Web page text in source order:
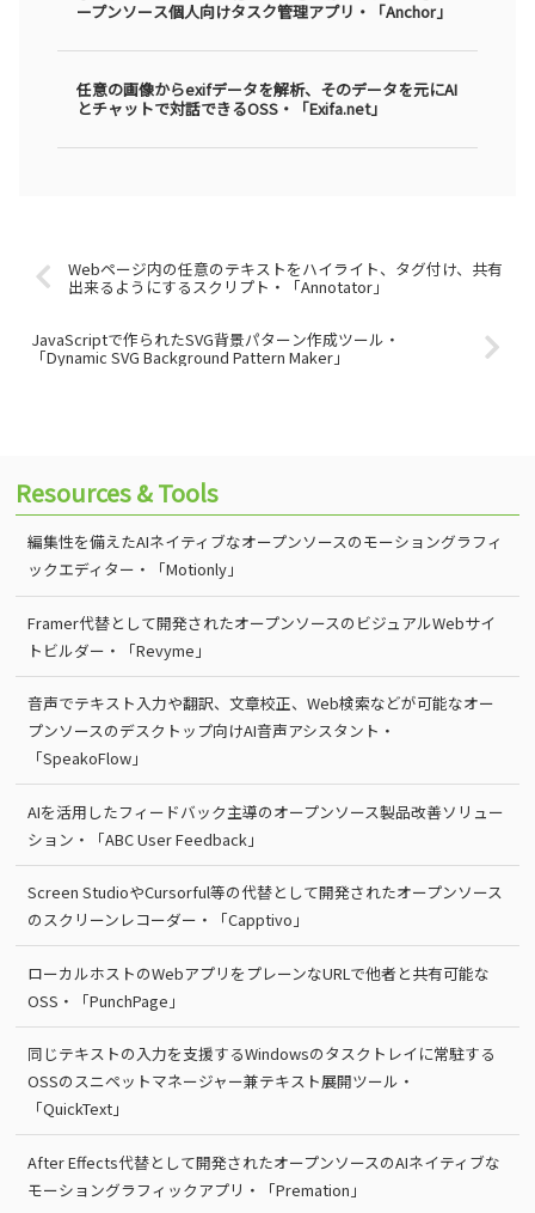
ープンソース個人向けタスク管理アプリ・「Anchor」
任意の画像からexifデータを解析、そのデータを元にAI
とチャットで対話できるOSS・「Exifa.net」
Webページ内の任意のテキストをハイライト、タグ付け、共有
出来るようにするスクリプト・「Annotator」
JavaScriptで作られたSVG背景パターン作成ツール・
「Dynamic SVG Background Pattern Maker」
Resources & Tools
編集性を備えたAIネイティブなオープンソースのモーショングラフィ
ックエディター・「Motionly」
Framer代替として開発されたオープンソースのビジュアルWebサイ
トビルダー・「Revyme」
音声でテキスト入力や翻訳、文章校正、Web検索などが可能なオー
プンソースのデスクトップ向けAI音声アシスタント・
「SpeakoFlow」
AIを活用したフィードバック主導のオープンソース製品改善ソリュー
ション・「ABC User Feedback」
Screen StudioやCursorful等の代替として開発されたオープンソース
のスクリーンレコーダー・「Capptivo」
ローカルホストのWebアプリをプレーンなURLで他者と共有可能な
OSS・「PunchPage」
同じテキストの入力を支援するWindowsのタスクトレイに常駐する
OSSのスニペットマネージャー兼テキスト展開ツール・
「QuickText」
After Effects代替として開発されたオープンソースのAIネイティブな
モーショングラフィックアプリ・「Premation」